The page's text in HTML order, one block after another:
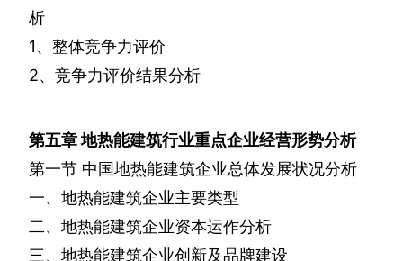
析
1、整体竞争力评价
2、竞争力评价结果分析
第五章地热能建筑行业重点企业经营形势分析
第一节 中国地热能建筑企业总体发展状况分析
一、地热能建筑企业主要类型
二、地热能建筑企业资本运作分析
三、地热能建筑企业创新及品牌建设